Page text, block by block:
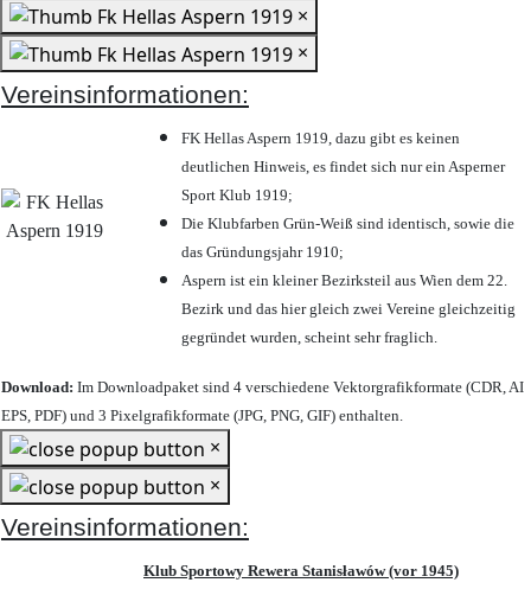
×
×
Vereinsinformationen:
FK Hellas Aspern 1919, dazu gibt es keinen
deutlichen Hinweis, es findet sich nur ein Asperner
Sport Klub 1919;
Die Klubfarben Grün-Weiß sind identisch, sowie die
das Gründungsjahr 1910;
Aspern ist ein kleiner Bezirksteil aus Wien dem 22.
Bezirk und das hier gleich zwei Vereine gleichzeitig
gegründet wurden, scheint sehr fraglich.
Download: Im Downloadpaket sind 4 verschiedene Vektorgrafikformate (CDR, AI
EPS, PDF) und 3 Pixelgrafikformate (JPG, PNG, GIF) enthalten.
×
×
Vereinsinformationen:
Klub Sportowy Rewera Stanisławów (vor 1945)